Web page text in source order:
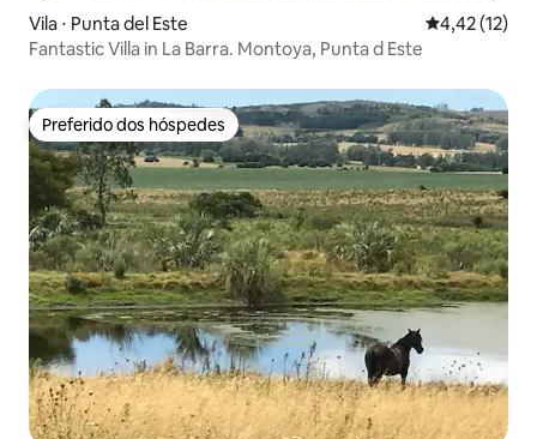
Vila ⋅ Punta del Este 4,42 de uma
4,42 (12)
Fantastic Villa in La Barra. Montoya, Punta d Este
Preferido dos hóspedes
Preferido dos hóspedes